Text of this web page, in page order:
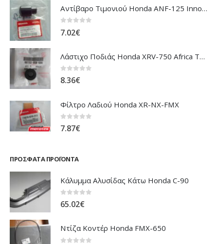
7.02€
8.36€
Φίλτρο Λαδιού Honda XR-NX-FMX
7.87€
ΠΡΌΣΦΑΤΑ ΠΡΟΪΌΝΤΑ
Κάλυμμα Αλυσίδας Κάτω Honda C-90
65.02€
Ντίζα Κοντέρ Honda FMX-650